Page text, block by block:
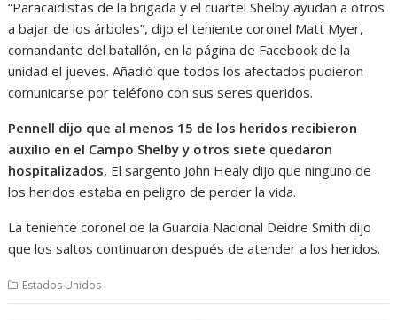
“Paracaidistas de la brigada y el cuartel Shelby ayudan a otros
a bajar de los árboles”, dijo el teniente coronel Matt Myer,
comandante del batallón, en la página de Facebook de la
unidad el jueves. Añadió que todos los afectados pudieron
comunicarse por teléfono con sus seres queridos.
Pennell dijo que al menos 15 de los heridos recibieron
auxilio en el Campo Shelby y otros siete quedaron
hospitalizados. El sargento John Healy dijo que ninguno de
los heridos estaba en peligro de perder la vida.
La teniente coronel de la Guardia Nacional Deidre Smith dijo
que los saltos continuaron después de atender a los heridos.
Estados Unidos